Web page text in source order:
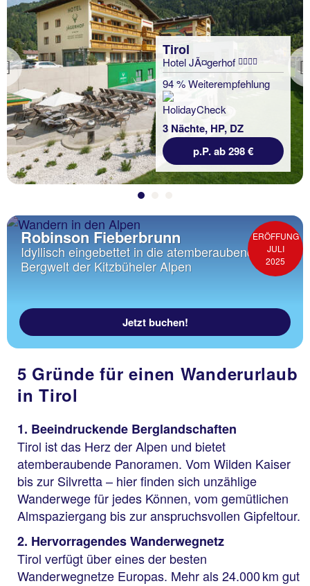
Previous
Tirol
Hotel JÃ¤gerhof
94 % Weiterempfehlung
3 Nächte, HP, DZ
p.P. ab 298 €
Robinson Fieberbrunn
Idyllisch eingebettet in die atemberaubende
Bergwelt der Kitzbüheler Alpen
ERÖFFUNG
JULI
2025
Jetzt buchen!
5 Gründe für einen Wanderurlaub
in Tirol
1. Beeindruckende Berglandschaften
Tirol ist das Herz der Alpen und bietet
atemberaubende Panoramen. Vom Wilden Kaiser
bis zur Silvretta – hier finden sich unzählige
Wanderwege für jedes Können, vom gemütlichen
Almspaziergang bis zur anspruchsvollen Gipfeltour.
2. Hervorragendes Wanderwegnetz
Tirol verfügt über eines der besten
Wanderwegnetze Europas. Mehr als 24.000 km gut